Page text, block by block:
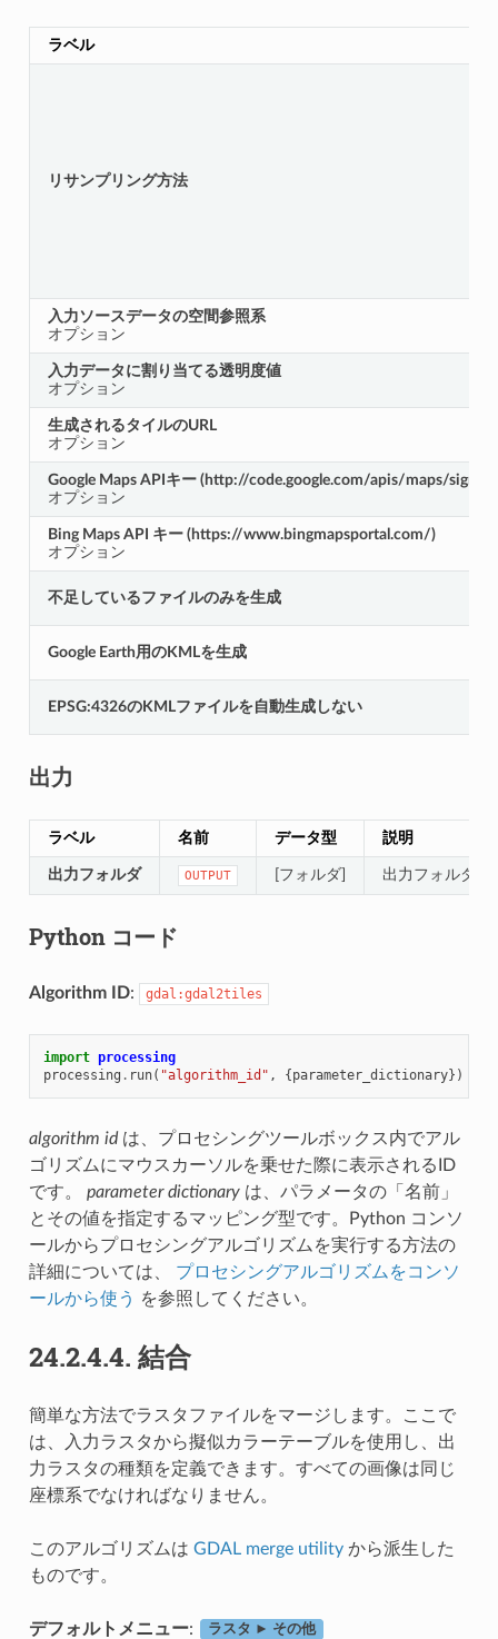
ラベル
リサンプリング方法
入力ソースデータの空間参照系
オプション
入力データに割り当てる透明度値
オプション
生成されるタイルのURL
オプション
Google Maps APIキー (http://code.google.com/apis/maps/
オプション
Bing Maps API キー (https://www.bingmapsportal.com/)
オプション
不足しているファイルのみを生成
Google Earth用のKMLを生成
EPSG:4326のKMLファイルを自動生成しない
出力
ラベル 名前 データ型 説明
出力フォルダ OUTPUT [フォルダ] 出力フォルダ
Python コード
Algorithm ID: gdal:gdal2tiles
import processing
processing . run( "algorithm_id" , {parameter_dictionary})
algorithm idは、プロセシングツールボックス内でアル
ゴリズムにマウスカーソルを乗せた際に表示されるID
です。 parameter dictionaryは、パラメータの「名前」
とその値を指定するマッピング型です。Python コンソ
ールからプロセシングアルゴリズムを実行する方法の
詳細については、 プロセシングアルゴリズムをコンソ
ールから使う
を参照してください。
24.2.4.4. 結合
簡単な方法でラスタファイルをマージします。ここで
は、入力ラスタから擬似カラーテーブルを使用し、出
力ラスタの種類を定義できます。すべての画像は同じ
座標系でなければなりません。
このアルゴリズムは GDAL merge utilityから派生した
ものです。
デフォルトメニュー: ラスタ ► その他